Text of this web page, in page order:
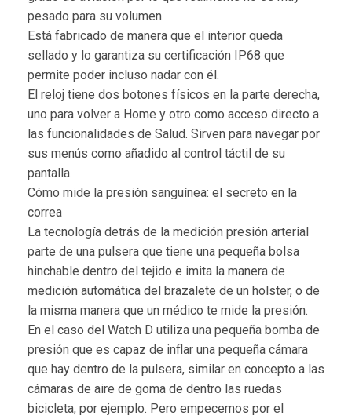
pesado para su volumen.
Está fabricado de manera que el interior queda
sellado y lo garantiza su certificación IP68 que
permite poder incluso nadar con él.
El reloj tiene dos botones físicos en la parte derecha,
uno para volver a Home y otro como acceso directo a
las funcionalidades de Salud. Sirven para navegar por
sus menús como añadido al control táctil de su
pantalla.
Cómo mide la presión sanguínea: el secreto en la
correa
La tecnología detrás de la medición presión arterial
parte de una pulsera que tiene una pequeña bolsa
hinchable dentro del tejido e imita la manera de
medición automática del brazalete de un holster, o de
la misma manera que un médico te mide la presión.
En el caso del Watch D utiliza una pequeña bomba de
presión que es capaz de inflar una pequeña cámara
que hay dentro de la pulsera, similar en concepto a las
cámaras de aire de goma de dentro las ruedas
bicicleta, por ejemplo. Pero empecemos por el